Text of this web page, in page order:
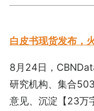
白皮书现货发布，
8月24日，
研究机构、集合
意见、沉淀【23万